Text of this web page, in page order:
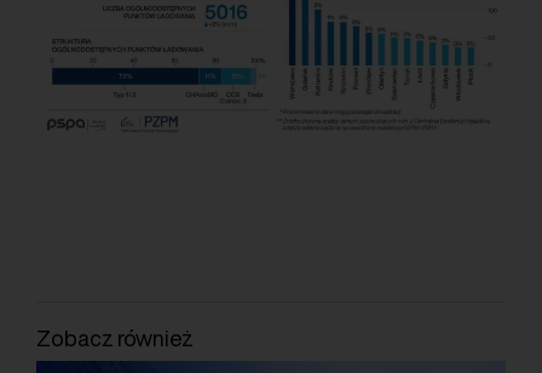
Zobacz również